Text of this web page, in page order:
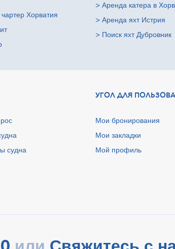
Хорватия
> Аренда катера в
> Аренда яхт Истрия
> Поиск яхт Дубровник
судна
УГОЛ ДЛЯ
Мои бронирования
Мои закладки
Мой профиль